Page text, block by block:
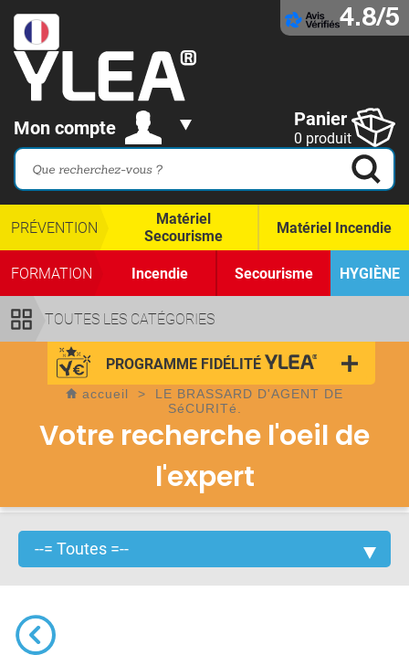
4.8/5
Mon compte Panier
0 produit
TOUTES LES CATÉGORIES
PRÉVENTION
Matériel
Secourisme
Matériel Incendie
FORMATION Incendie Secourisme HYGIÈNE
PROGRAMME FIDÉLITÉ
accueil > LE BRASSARD D'AGENT DE
SéCURITé.
Votre recherche l'oeil de
l'expert